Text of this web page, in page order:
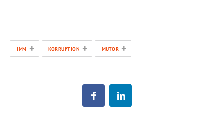
IMM + KORRUPTION + MUTOR +